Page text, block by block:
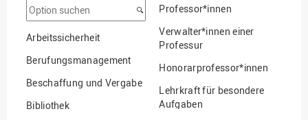
Option
suchen
Arbeitssicherheit
Berufungsmanagement
Beschaffung und Vergabe
Bibliothek
Professor*innen
Verwalter*innen einer
Professur
Honorarprofessor*innen
Lehrkraft für besondere
Aufgaben